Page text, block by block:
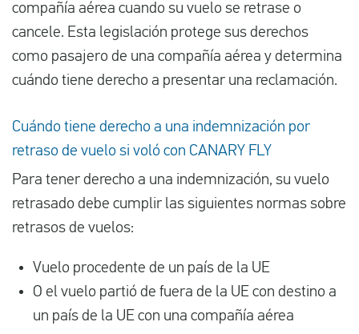
compañía aérea cuando su vuelo se retrase o
cancele. Esta legislación protege sus derechos
como pasajero de una compañía aérea y determina
cuándo tiene derecho a presentar una reclamación.
Cuándo tiene derecho a una indemnización por
retraso de vuelo si voló con CANARY FLY
Para tener derecho a una indemnización, su vuelo
retrasado debe cumplir las siguientes normas sobre
retrasos de vuelos:
Vuelo procedente de un país de la UE
O el vuelo partió de fuera de la UE con destino a
un país de la UE con una compañía aérea